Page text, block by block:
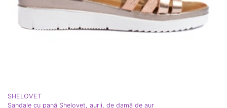
SHELOVET
Sandale cu pană Shelovet, aurii, de damă de aur